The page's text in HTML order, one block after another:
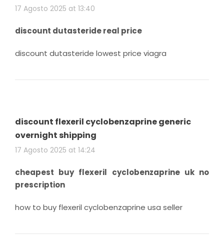
17 Agosto 2025 at 13:40
discount dutasteride real price
discount dutasteride lowest price viagra
discount flexeril cyclobenzaprine generic
overnight shipping
17 Agosto 2025 at 14:24
cheapest buy flexeril cyclobenzaprine uk no
prescription
how to buy flexeril cyclobenzaprine usa seller